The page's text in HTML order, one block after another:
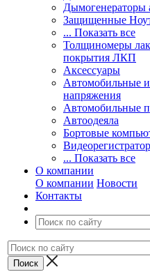
Дымогенераторы
Защищенные
... Показать все
Толщиномеры
покрытия ЛКП
Аксессуары
Автомобильные
напряжения
Автомобильные
Автоодеяла
Бортовые
... Показать все
О компании
О компании Новости
Контакты